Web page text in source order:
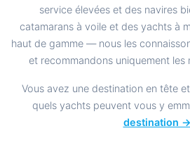
service élevées et des navires
catamarans à voile et des yachts à
haut de gamme — nous les
et recommandons uniquement les
Vous avez une destination en tête
quels yachts peuvent vous y
destination →